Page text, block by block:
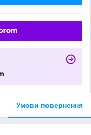
Умови повернення